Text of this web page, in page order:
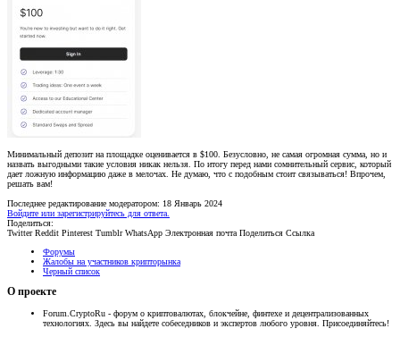
Минимальный депозит на площадке оценивается в $100. Безусловно, не самая огромная сумма, но и
назвать выгодными такие условия никак нельзя. По итогу перед нами сомнительный сервис, который
дает ложную информацию даже в мелочах. Не думаю, что с подобным стоит связываться! Впрочем,
решать вам!
Последнее редактирование модератором: 18 Январь 2024
Войдите или зарегистрируйтесь для ответа.
Поделиться:
Twitter Reddit Pinterest Tumblr WhatsApp Электронная почта Поделиться Ссылка
Форумы
Жалобы на участников крипторынка
Черный список
О проекте
Forum.CryptoRu - форум о криптовалютах, блокчейне, финтехе и децентрализованных
технологиях. Здесь вы найдете собеседников и экспертов любого уровня. Присоединяйтесь!